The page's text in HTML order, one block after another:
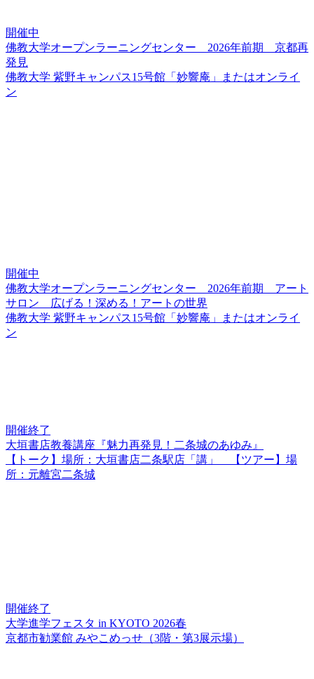
開催中
佛教大学オープンラーニングセンター 2026年前期 京都再
発見
佛教大学 紫野キャンパス15号館「妙響庵」またはオンライ
ン
開催中
佛教大学オープンラーニングセンター 2026年前期 アート
サロン 広げる！深める！アートの世界
佛教大学 紫野キャンパス15号館「妙響庵」またはオンライ
ン
開催終了
大垣書店教養講座『魅力再発見！二条城のあゆみ』
【トーク】場所：大垣書店二条駅店「講」 【ツアー】場
所：元離宮二条城
開催終了
大学進学フェスタ in KYOTO 2026春
京都市勧業館 みやこめっせ（3階・第3展示場）